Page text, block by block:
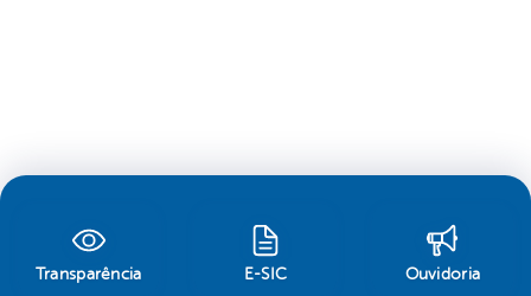
Transparência E-SIC Ouvidoria